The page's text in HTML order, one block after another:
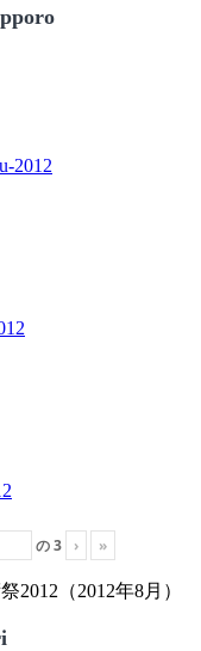
の3 › »
2012（2012年8月）